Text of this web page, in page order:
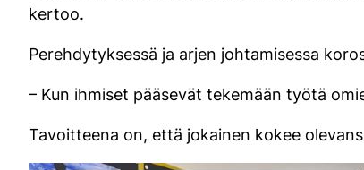
kertoo.
Perehdytyksessä ja arjen johtamisessa
– Kun ihmiset pääsevät tekemään työtä
Tavoitteena on, että jokainen kokee